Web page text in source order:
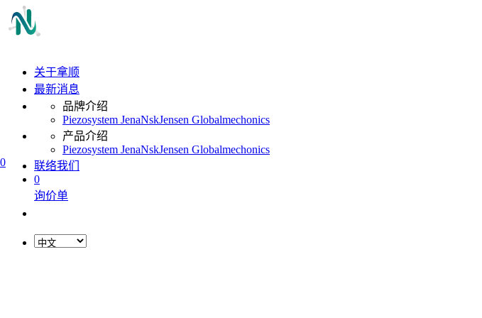
0
关于拿顺
最新消息
品牌介绍
Piezosystem JenaNskJensen Globalmechonics
产品介绍
Piezosystem JenaNskJensen Globalmechonics
联络我们
0
询价单